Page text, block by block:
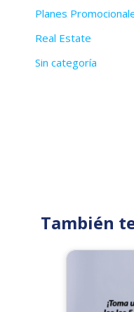
Planes
Real Estate
Sin categoría
También